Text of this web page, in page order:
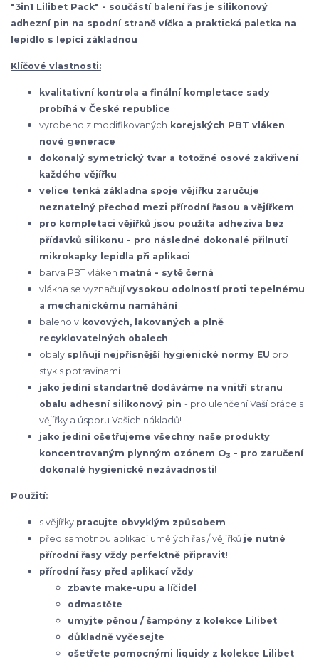
"3in1 Lilibet Pack" - součástí balení řas je silikonový
adhezní pin na spodní straně víčka a praktická paletka na
lepidlo s lepící základnou
Klíčové vlastnosti:
kvalitativní kontrola a finální kompletace sady
probíhá v České republice
vyrobeno z modifikovaných korejských PBT vláken
nové generace
dokonalý symetrický tvar a totožné osové zakřivení
každého vějířku
velice tenká základna spoje vějířku zaručuje
neznatelný přechod mezi přírodní řasou a vějířkem
pro kompletaci vějířků jsou použita adheziva bez
přídavků silikonu - pro následné dokonalé přilnutí
mikrokapky lepidla při aplikaci
barva PBT vláken matná - sytě černá
vlákna se vyznačujívysokou odolností proti tepelnému
a mechanickému namáhání
baleno v kovových, lakovaných a plně
recyklovatelných obalech
obaly splňují nejpřísnější hygienické normy EU pro
styk s potravinami
jako jediní standartně dodáváme na vnitří stranu
obalu adhesní silikonový pin - pro ulehčení Vaší práce s
vějířky a úsporu Vašich nákladů!
jako jediní ošetřujeme všechny naše produkty
koncentrovaným plynným ozónem O3 - pro zaručení
dokonalé hygienické nezávadnosti!
Použití:
s vějířky pracujte obvyklým způsobem
před samotnou aplikací umělých řas / vějířků je nutné
přírodní řasy vždy perfektně připravit!
přírodní řasy před aplikací vždy
zbavte make-upu a líčidel
odmastěte
umyjte pěnou / šampóny z kolekce Lilibet
důkladně vyčesejte
ošetřete pomocnými liquidy z kolekce Lilibet